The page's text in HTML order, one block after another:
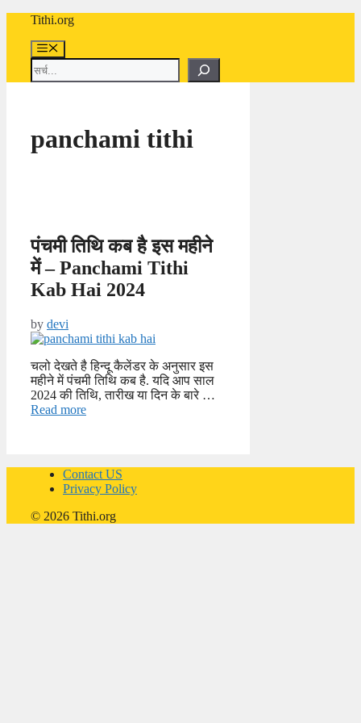
content
Tithi.org
Menu
Search
panchami tithi
पंचमी तिथि कब है इस महीने
में – Panchami Tithi
Kab Hai 2024
by devi
चलो देखते है हिन्दू कैलेंडर के अनुसार इस
महीने में पंचमी तिथि कब है. यदि आप साल
2024 की तिथि, तारीख या दिन के बारे …
Read more
Contact US
Privacy Policy
© 2026 Tithi.org